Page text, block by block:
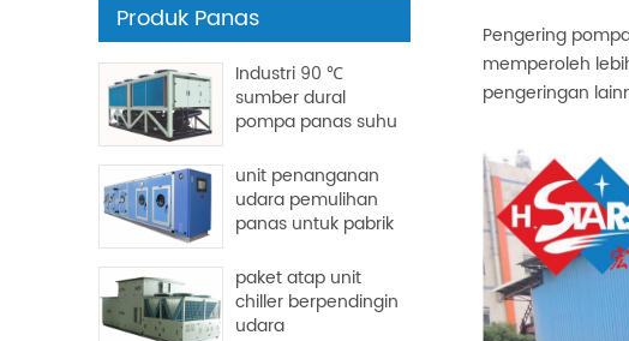
Pengering
memperoleh
pengeringan
Produk Panas
Industri 90 ℃
sumber dural
pompa panas suhu
unit penanganan
udara pemulihan
panas untuk pabrik
paket atap unit
chiller berpendingin
udara